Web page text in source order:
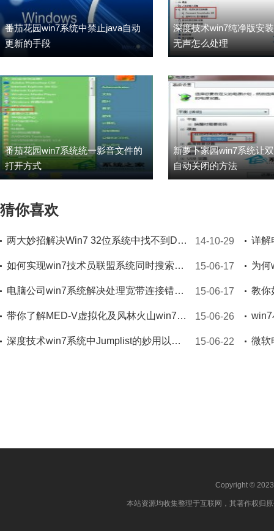
番茄花园win7系统中禁止java自动
更新的手段
深度技术win7纯净版安
无声怎么处理
番茄花园win7系统统一影音文件的
打开方式
新萝卜家园win7系统让
自动关闭的方法
猜你喜欢
两大妙招解决Win7 32位系统中找不到DVD驱动 14-10-29
如何实现win7技术员联盟系统同时搜索文件名与内容 15-06-17
电脑公司win7系统解决处理宽带连接错误651的问题 15-06-17
带你了解MED-V虚拟化及风林火山win7下的XP模式 15-06-26
深度技术win7系统中Jumplist的妙用以及如何取消该功能 15-06-22
详解
win7
Copyright ©
本站资源均收集整理于互联网，其著作权归